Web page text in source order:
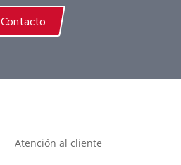
Contacto
Atención al cliente